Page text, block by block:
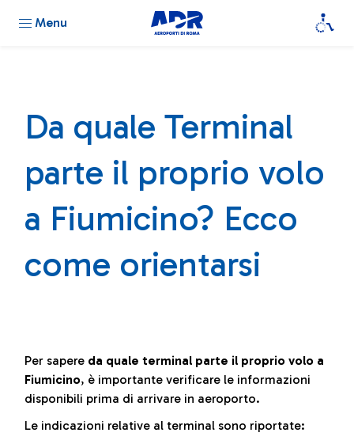
Menu
Da quale Terminal
parte il proprio volo
a Fiumicino? Ecco
come orientarsi
Per sapere da quale terminal parte il proprio volo a
Fiumicino, è importante verificare le informazioni
disponibili prima di arrivare in aeroporto.
Le indicazioni relative al terminal sono riportate: